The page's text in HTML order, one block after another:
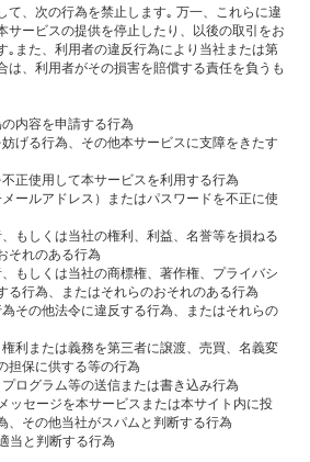
て、次の行為を禁止します｡ 万一、これらに違
サービスの提供を停止したり、以後の取引をお
｡また、利用者の違反行為により当社または第
は、利用者がその損害を賠償する責任を負うも
内容を申請する行為
げる行為、その他本サービスに支障をきたす
正使用して本サービスを利用する行為
ールアドレス）またはパスワードを不正に使
もしくは当社の権利、利益、名誉等を損ねる
それのある行為
もしくは当社の商標権、著作権、プライバシ
る行為、またはそれらのおそれのある行為
その他法令に違反する行為、またはそれらの
利または義務を第三者に譲渡、売買、名義変
担保に供する等の行為
ログラム等の送信または書き込み行為
ッセージを本サービスまたは本サイト内に投
、その他当社がスパムと判断する行為
当と判断する行為